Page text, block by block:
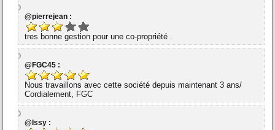
@pierrejean :
tres bonne gestion pour une co-propriété .
@FGC45 :
Nous travaillons avec cette société depuis maintenant 3 ans/
Cordialement, FGC
@Issy :